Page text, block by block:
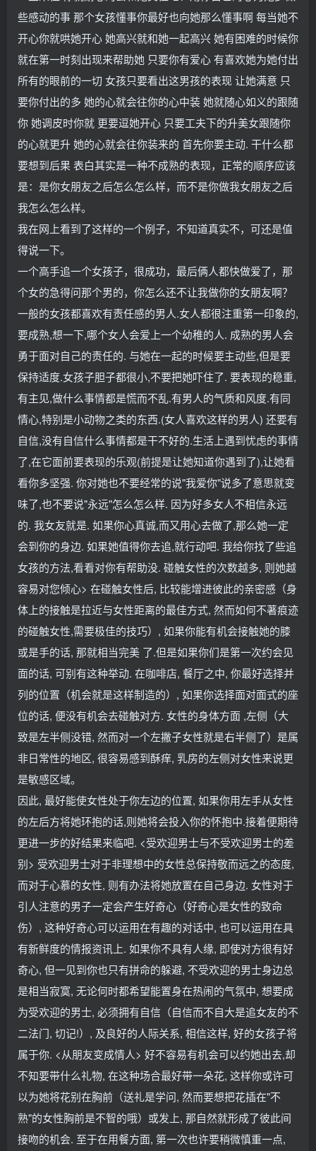
些感动的事 那个女孩懂事你最好也向她那么懂事啊 每当她不
开心你就哄她开心 她高兴就和她一起高兴 她有困难的时候你
就在第一时刻出现来帮助她 只要你有爱心 有喜欢她为她付出
所有的眼前的一切 女孩只要看出这男孩的表现 让她满意 只
要你付出的多 她的心就会往你的心中装 她就随心如义的跟随
你 她调皮时你就 更要逗她开心 只要工夫下的升美女跟随你
的心就更升 她的心就会往你装来的 首先你要主动. 干什么都
要想到后果 表白其实是一种不成熟的表现，正常的顺序应该
是：是你女朋友之后怎么怎么样，而不是你做我女朋友之后
我怎么怎么样。
我在网上看到了这样的一个例子，不知道真实不，可还是值
得说一下。
一个高手追一个女孩子，很成功，最后俩人都快做爱了，那
个女的急得问那个男的，你怎么还不让我做你的女朋友啊？
一般的女孩都喜欢有责任感的男人.女人都很注重第一印象的,
要成熟,想一下,哪个女人会爱上一个幼稚的人. 成熟的男人会
勇于面对自己的责任的. 与她在一起的时候要主动些,但是要
保持适度.女孩子胆子都很小,不要把她吓住了. 要表现的稳重,
有主见,做什么事情都是慌而不乱.有男人的气质和风度.有同
情心,特别是小动物之类的东西.(女人喜欢这样的男人) 还要有
自信,没有自信什么事情都是干不好的.生活上遇到忧虑的事情
了,在它面前要表现的乐观(前提是让她知道你遇到了),让她看
看你多坚强. 你对她也不要经常的说"我爱你"说多了意思就变
味了,也不要说"永远"怎么怎么样. 因为好多女人不相信永远
的. 我女友就是. 如果你心真诚,而又用心去做了,那么她一定
会到你的身边. 如果她值得你去追,就行动吧. 我给你找了些追
女孩的方法,看看对你有帮助没. 碰触女性的次数越多, 则她越
容易对您倾心> 在碰触女性后, 比较能增进彼此的亲密感（身
体上的接触是拉近与女性距离的最佳方式, 然而如何不著痕迹
的碰触女性,需要极佳的技巧）, 如果你能有机会接触她的膝
或是手的话, 那就相当完美 了.但是如果你们是第一次约会见
面的话, 可别有这种举动. 在咖啡店, 餐厅之中, 你最好选择并
列的位置（机会就是这样制造的）, 如果你选择面对面式的座
位的话, 便没有机会去碰触对方. 女性的身体方面 ,左侧（大
致是左半侧没错, 然而对一个左撇子女性就是右半侧了）是属
非日常性的地区, 很容易感到酥痒, 乳房的左侧对女性来说更
是敏感区域。
因此, 最好能使女性处于你左边的位置, 如果你用左手从女性
的左后方将她环抱的话,则她将会投入你的怀抱中.接着便期待
更进一步的好结果来临吧. <受欢迎男士与不受欢迎男士的差
别> 受欢迎男士对于非理想中的女性总保持敬而远之的态度,
而对于心慕的女性, 则有办法将她放置在自己身边. 女性对于
引人注意的男子一定会产生好奇心（好奇心是女性的致命
伤）, 这种好奇心可以运用在有趣的对话中, 也可以运用在具
有新鲜度的情报资讯上. 如果你不具有人缘, 即使对方很有好
奇心, 但一见到你也只有拼命的躲避, 不受欢迎的男士身边总
是相当寂寞, 无论何时都希望能置身在热闹的气氛中, 想要成
为受欢迎的男士, 必须拥有自信（自信而不自大是追女友的不
二法门, 切记!）, 及良好的人际关系, 相信这样, 好的女孩子将
属于你. <从朋友变成情人> 好不容易有机会可以约她出去,却
不知要带什么礼物, 在这种场合最好带一朵花, 这样你或许可
以为她将花别在胸前（送礼是学问, 然而要想把花插在"不
熟"的女性胸前是不智的哦）或发上, 那自然就形成了彼此间
接吻的机会. 至于在用餐方面, 第一次也许要稍微慎重一点,